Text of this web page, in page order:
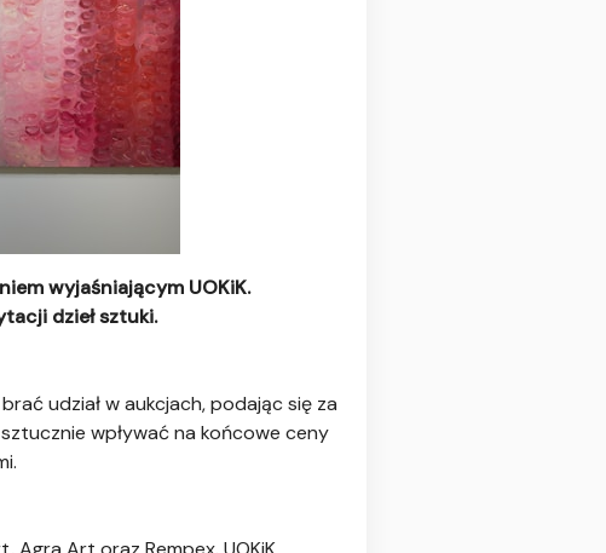
wyjaśniającym UOKiK.
dzieł sztuki.
udział w aukcjach, podając się za
wpływać na końcowe ceny